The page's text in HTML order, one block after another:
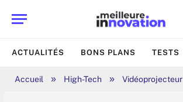
ACTUALITÉS BONS PLANS TESTS
Accueil » High-Tech » Vidéoprojecteur